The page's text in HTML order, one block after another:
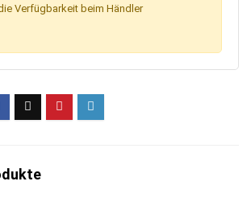
Verfügbarkeit beim Händler